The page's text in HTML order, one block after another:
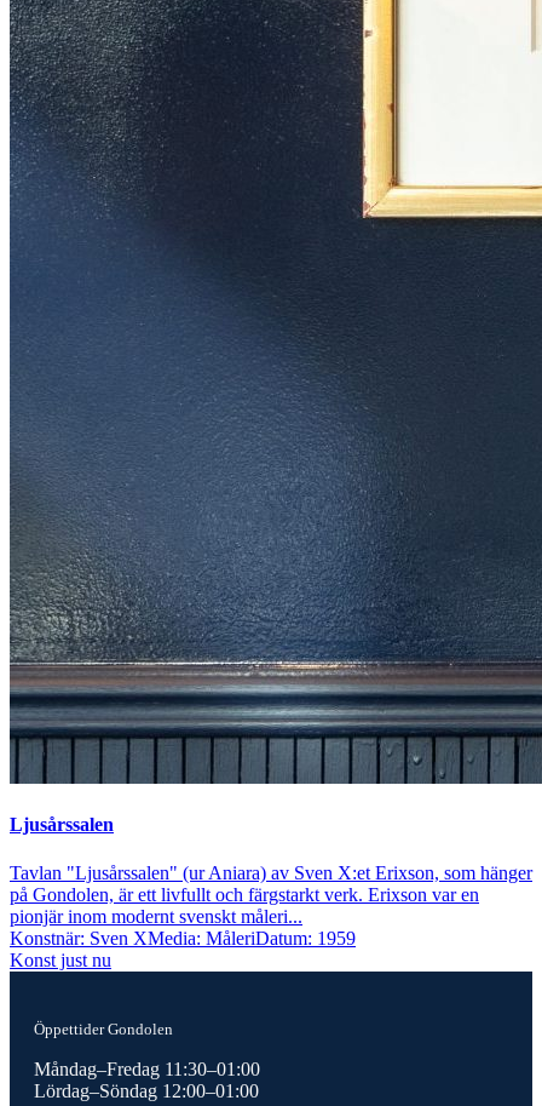
Ljusårssalen
Tavlan "Ljusårssalen" (ur Aniara) av Sven X:et Erixson, som hänger
på Gondolen, är ett livfullt och färgstarkt verk. Erixson var en
pionjär inom modernt svenskt måleri...
Konstnär: Sven XMedia: MåleriDatum: 1959
Konst just nu
Öppettider Gondolen
Måndag–Fredag 11:30–01:00
Lördag–Söndag 12:00–01:00